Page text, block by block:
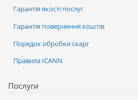
Послуги
Гарантія якості послуг
Гарантія повернення коштів
Порядок обробки скарг
Правила ICANN